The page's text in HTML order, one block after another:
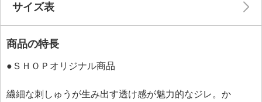
サイズ表
商品の特長
●ＳＨＯＰオリジナル商品
繊細な刺しゅうが生み出す透け感が魅力的なジレ。か